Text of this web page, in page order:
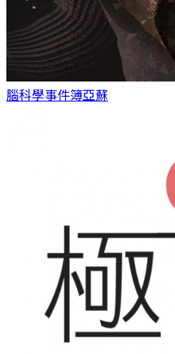
腦科學事件簿亞蘇